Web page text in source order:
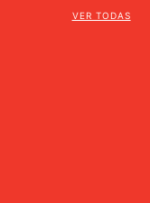
VER TODAS